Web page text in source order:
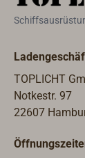
TOPLICHT
Notkestr. 97
22607